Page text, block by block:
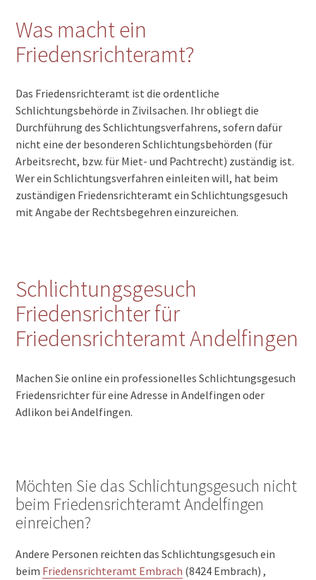
Was macht ein
Friedensrichteramt?
Das Friedensrichteramt ist die ordentliche
Schlichtungsbehörde in Zivilsachen. Ihr obliegt die
Durchführung des Schlichtungsverfahrens, sofern dafür
nicht eine der besonderen Schlichtungsbehörden (für
Arbeitsrecht, bzw. für Miet- und Pachtrecht) zuständig ist.
Wer ein Schlichtungsverfahren einleiten will, hat beim
zuständigen Friedensrichteramt ein Schlichtungsgesuch
mit Angabe der Rechtsbegehren einzureichen.
Schlichtungsgesuch
Friedensrichter für
Friedensrichteramt Andelfingen
Machen Sie online ein professionelles Schlichtungsgesuch
Friedensrichter für eine Adresse in Andelfingen oder
Adlikon bei Andelfingen.
Möchten Sie das Schlichtungsgesuch nicht
beim Friedensrichteramt Andelfingen
einreichen?
Andere Personen reichten das Schlichtungsgesuch ein
beim Friedensrichteramt Embrach (8424 Embrach) ,